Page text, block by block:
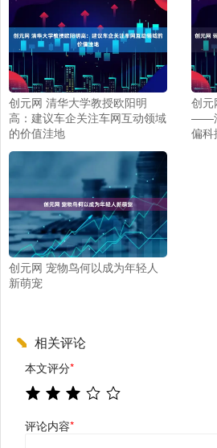
创元网 清华大学教授欧阳明
高：建议车企关注车网互动领域
的价值洼地
创元
——
偏科
创元网 宠物鸟何以成为年轻人
新萌宠
相关评论
本文评分*
评论内容*